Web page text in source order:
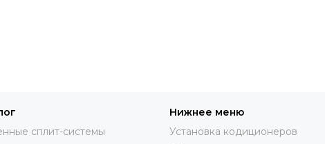
сплит-системы
Нижнее меню
Установка кодиционеров